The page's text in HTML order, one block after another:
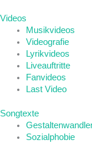
Videos
Musikvideos
Videografie
Lyrikvideos
Liveauftritte
Fanvideos
Last Video
Songtexte
Sozialphobie